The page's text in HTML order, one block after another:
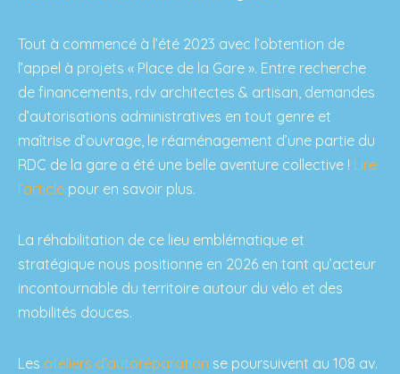
Tout à commencé à l’été 2023 avec l’obtention de
l’appel à projets « Place de la Gare ». Entre recherche
de financements, rdv architectes & artisan, demandes
d’autorisations administratives en tout genre et
maîtrise d’ouvrage, le réaménagement d’une partie du
RDC de la gare a été une belle aventure collective ! Lire
l’article pour en savoir plus.
La réhabilitation de ce lieu emblématique et
stratégique nous positionne en 2026 en tant qu’acteur
incontournable du territoire autour du vélo et des
mobilités douces.
Les ateliers d’autoréparation se poursuivent au 108 av.